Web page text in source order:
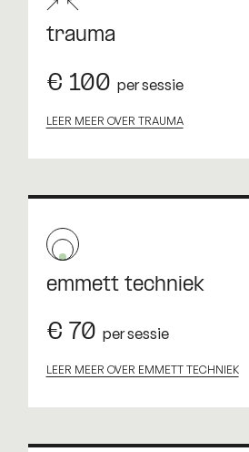
trauma
€ 100 per sessie
LEER MEER OVER TRAUMA
emmett techniek
€ 70 per sessie
LEER MEER OVER EMMETT TECHNIEK